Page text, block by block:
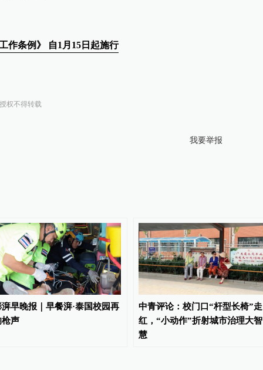
作条例》 自1月15日起施行
权不得转载
我要举报
湃早晚报｜早餐湃·泰国校园再
枪声
中青评论：校门口“杆型长椅”走
红，“小动作”折射城市治理大智
慧